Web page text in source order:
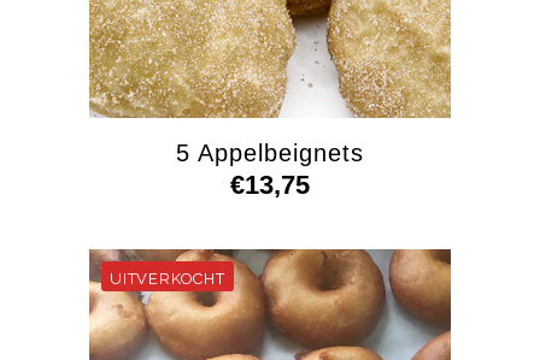
5 Appelbeignets
€13,75